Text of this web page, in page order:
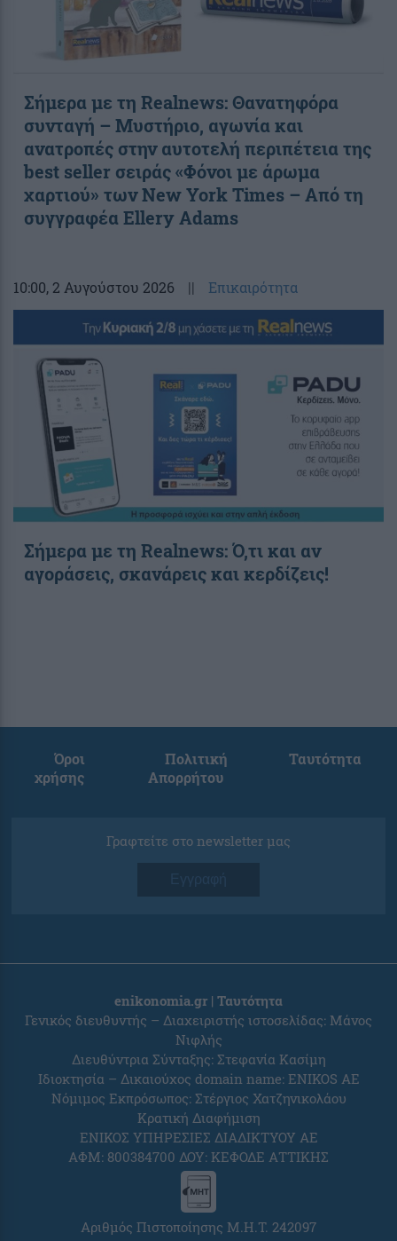
Σήμερα με τη Realnews: Θανατηφόρα
συνταγή – Μυστήριο, αγωνία και
ανατροπές στην αυτοτελή περιπέτεια της
best seller σειράς «Φόνοι με άρωμα
χαρτιού» των New York Times – Από τη
συγγραφέα Ellery Adams
10:00, 2 Αυγούστου 2026 || Επικαιρότητα
Σήμερα με τη Realnews: Ό,τι και αν
αγοράσεις, σκανάρεις και κερδίζεις!
Όροι
χρήσης
Πολιτική
Απορρήτου
Ταυτότητα
Γραφτείτε στο newsletter μας
Εγγραφή
enikonomia.gr | Ταυτότητα
Γενικός διευθυντής – Διαχειριστής ιστοσελίδας: Μάνος
Νιφλής
Διευθύντρια Σύνταξης: Στεφανία Κασίμη
Ιδιοκτησία – Δικαιούχος domain name: ENIKOS AE
Νόμιμος Εκπρόσωπος: Στέργιος Χατζηνικολάου
Κρατική Διαφήμιση
ΕΝΙΚΟΣ ΥΠΗΡΕΣΙΕΣ ΔΙΑΔΙΚΤΥΟΥ ΑΕ
ΑΦΜ: 800384700 ΔΟΥ: ΚΕΦΟΔΕ ΑΤΤΙΚΗΣ
Αριθμός Πιστοποίησης Μ.Η.Τ. 242097